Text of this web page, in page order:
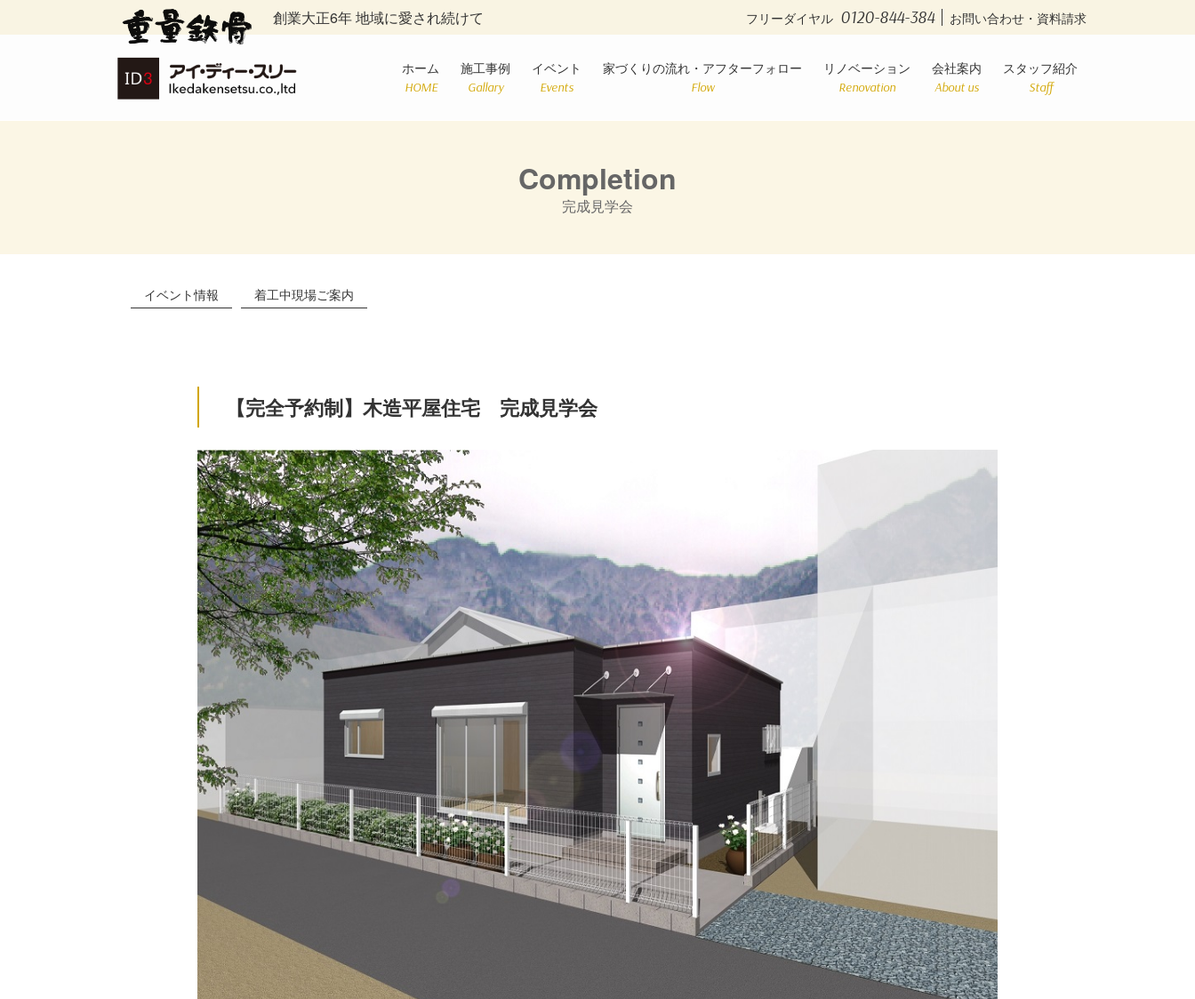
創業大正6年 地域に愛され続けて フリーダイヤル 0120-844-384 お問い合わせ・資料請求
ホーム
HOME
施工事例
Gallary
イベント
Events
家づくりの流れ・アフターフォロー
Flow
リノベーション
Renovation
会社案内
About us
スタッフ紹介
Staff
Completion
完成見学会
イベント情報 着工中現場ご案内
【完全予約制】木造平屋住宅 完成見学会